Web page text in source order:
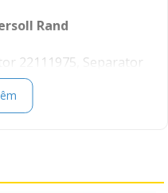
Rand
22111975, Separator
Separator 22305577,
22354633,
35083880, Separator
Separator 35299577,